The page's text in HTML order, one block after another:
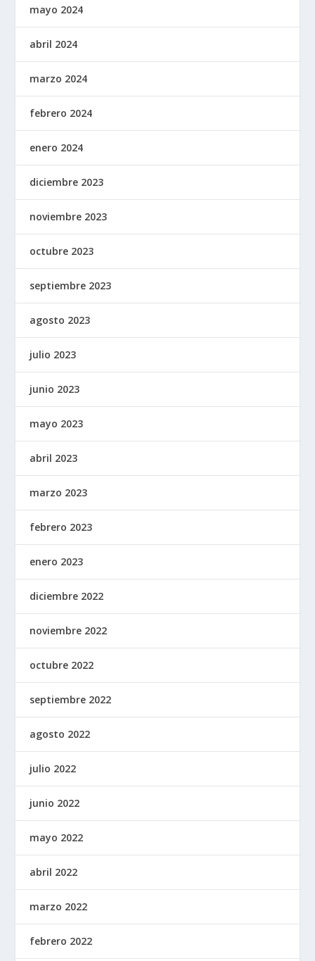
mayo 2024
abril 2024
marzo 2024
febrero 2024
enero 2024
diciembre 2023
noviembre 2023
octubre 2023
septiembre 2023
agosto 2023
julio 2023
junio 2023
mayo 2023
abril 2023
marzo 2023
febrero 2023
enero 2023
diciembre 2022
noviembre 2022
octubre 2022
septiembre 2022
agosto 2022
julio 2022
junio 2022
mayo 2022
abril 2022
marzo 2022
febrero 2022